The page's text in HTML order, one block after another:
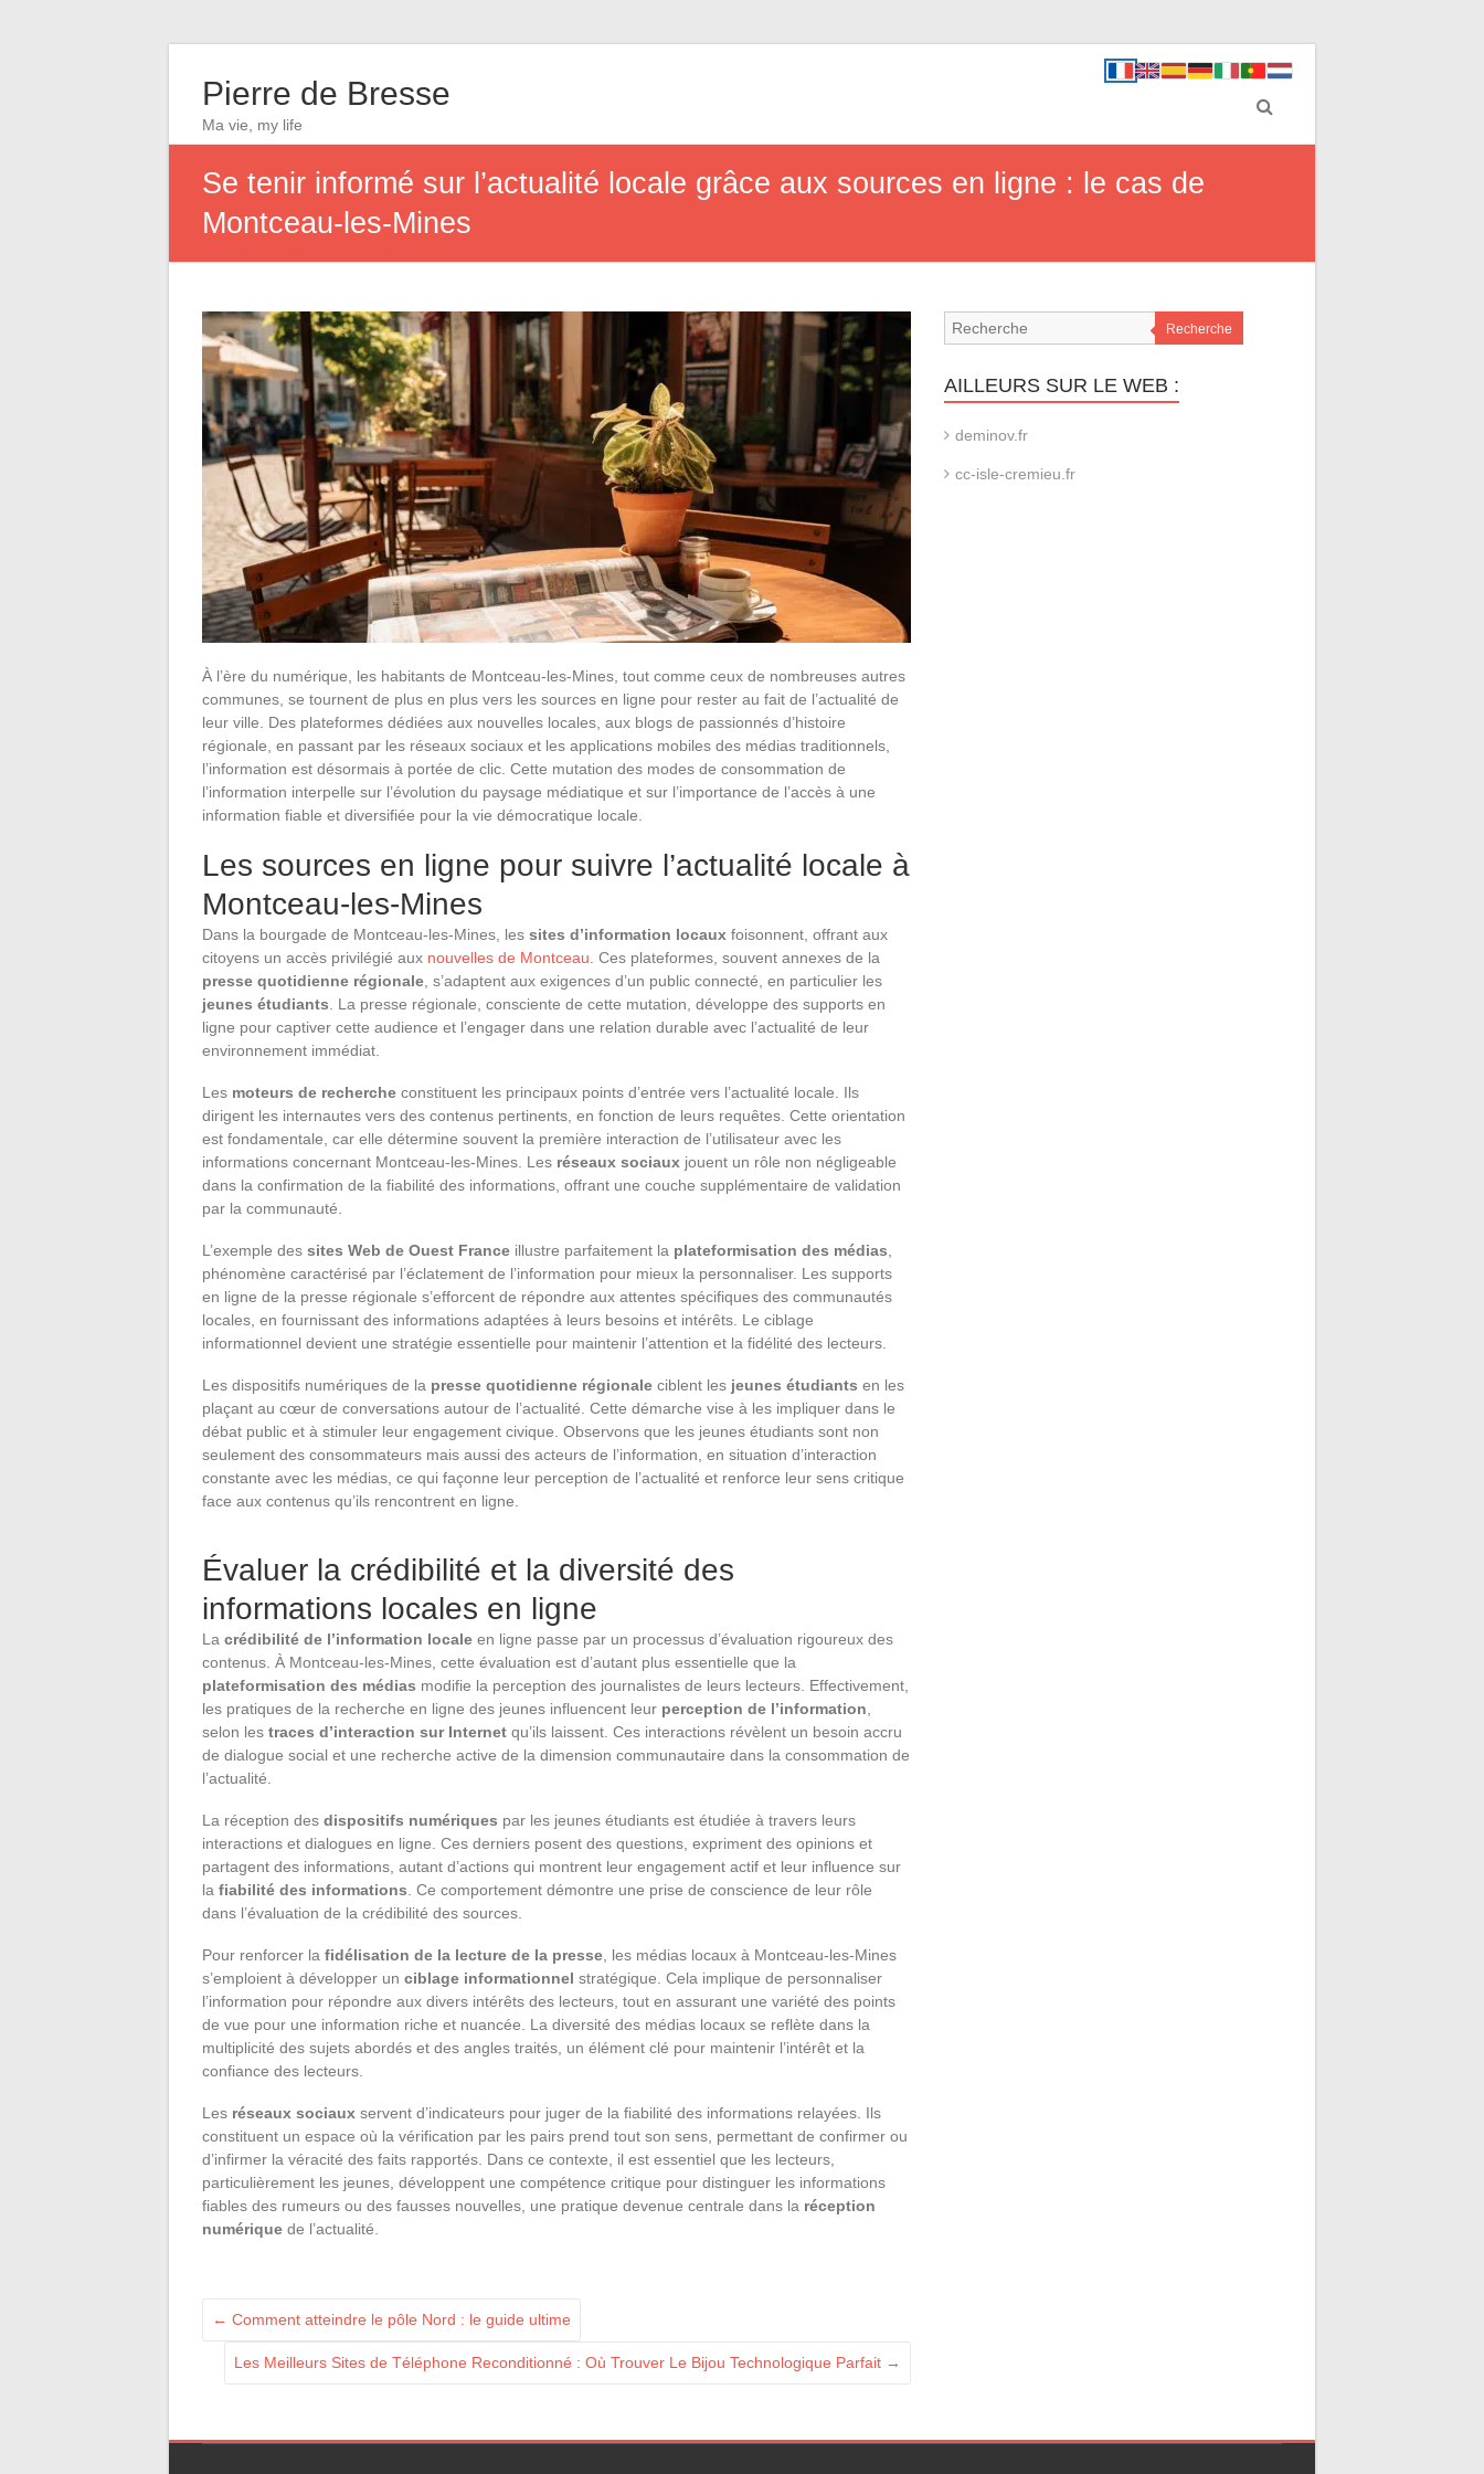
Pierre de Bresse
Ma vie, my life
Se tenir informé sur l’actualité locale grâce aux sources en ligne : le cas de
Montceau-les-Mines
À l’ère du numérique, les habitants de Montceau-les-Mines, tout comme ceux de nombreuses autres
communes, se tournent de plus en plus vers les sources en ligne pour rester au fait de l’actualité de
leur ville. Des plateformes dédiées aux nouvelles locales, aux blogs de passionnés d’histoire
régionale, en passant par les réseaux sociaux et les applications mobiles des médias traditionnels,
l’information est désormais à portée de clic. Cette mutation des modes de consommation de
l’information interpelle sur l’évolution du paysage médiatique et sur l’importance de l’accès à une
information fiable et diversifiée pour la vie démocratique locale.
Les sources en ligne pour suivre l’actualité locale à
Montceau-les-Mines
Dans la bourgade de Montceau-les-Mines, les sites d’information locaux foisonnent, offrant aux
citoyens un accès privilégié aux nouvelles de Montceau . Ces plateformes, souvent annexes de la
presse quotidienne régionale , s’adaptent aux exigences d’un public connecté, en particulier les
jeunes étudiants . La presse régionale, consciente de cette mutation, développe des supports en
ligne pour captiver cette audience et l’engager dans une relation durable avec l’actualité de leur
environnement immédiat.
Les moteurs de recherche constituent les principaux points d’entrée vers l’actualité locale. Ils
dirigent les internautes vers des contenus pertinents, en fonction de leurs requêtes. Cette orientation
est fondamentale, car elle détermine souvent la première interaction de l’utilisateur avec les
informations concernant Montceau-les-Mines. Les réseaux sociaux jouent un rôle non négligeable
dans la confirmation de la fiabilité des informations, offrant une couche supplémentaire de validation
par la communauté.
L’exemple des sites Web de Ouest France illustre parfaitement la plateformisation des médias
phénomène caractérisé par l’éclatement de l’information pour mieux la personnaliser. Les supports
en ligne de la presse régionale s’efforcent de répondre aux attentes spécifiques des communautés
locales, en fournissant des informations adaptées à leurs besoins et intérêts. Le ciblage
informationnel devient une stratégie essentielle pour maintenir l’attention et la fidélité des lecteurs.
Les dispositifs numériques de la presse quotidienne régionale ciblent les jeunes étudiants en les
plaçant au cœur de conversations autour de l’actualité. Cette démarche vise à les impliquer dans le
débat public et à stimuler leur engagement civique. Observons que les jeunes étudiants sont non
seulement des consommateurs mais aussi des acteurs de l’information, en situation d’interaction
constante avec les médias, ce qui façonne leur perception de l’actualité et renforce leur sens critique
face aux contenus qu’ils rencontrent en ligne.
Évaluer la crédibilité et la diversité des
informations locales en ligne
La crédibilité de l’information locale en ligne passe par un processus d’évaluation rigoureux des
contenus. À Montceau-les-Mines, cette évaluation est d’autant plus essentielle que la
plateformisation des médias modifie la perception des journalistes de leurs lecteurs. Effectivement,
les pratiques de la recherche en ligne des jeunes influencent leur perception de l’information
selon les traces d’interaction sur Internet qu’ils laissent. Ces interactions révèlent un besoin accru
de dialogue social et une recherche active de la dimension communautaire dans la consommation de
l’actualité.
La réception des dispositifs numériques par les jeunes étudiants est étudiée à travers leurs
interactions et dialogues en ligne. Ces derniers posent des questions, expriment des opinions et
partagent des informations, autant d’actions qui montrent leur engagement actif et leur influence sur
la fiabilité des informations . Ce comportement démontre une prise de conscience de leur rôle
dans l’évaluation de la crédibilité des sources.
Pour renforcer la fidélisation de la lecture de la presse , les médias locaux à Montceau-les-Mines
s’emploient à développer un ciblage informationnel stratégique. Cela implique de personnaliser
l’information pour répondre aux divers intérêts des lecteurs, tout en assurant une variété des points
de vue pour une information riche et nuancée. La diversité des médias locaux se reflète dans la
multiplicité des sujets abordés et des angles traités, un élément clé pour maintenir l’intérêt et la
confiance des lecteurs.
Les réseaux sociaux servent d’indicateurs pour juger de la fiabilité des informations relayées. Ils
constituent un espace où la vérification par les pairs prend tout son sens, permettant de confirmer ou
d’infirmer la véracité des faits rapportés. Dans ce contexte, il est essentiel que les lecteurs,
particulièrement les jeunes, développent une compétence critique pour distinguer les informations
fiables des rumeurs ou des fausses nouvelles, une pratique devenue centrale dans la réception
numérique de l’actualité.
← Comment atteindre le pôle Nord : le guide ultime
Les Meilleurs Sites de Téléphone Reconditionné : Où Trouver Le Bijou Technologique Parfait →
Recherche
AILLEURS SUR LE WEB :
deminov.fr
cc-isle-cremieu.fr